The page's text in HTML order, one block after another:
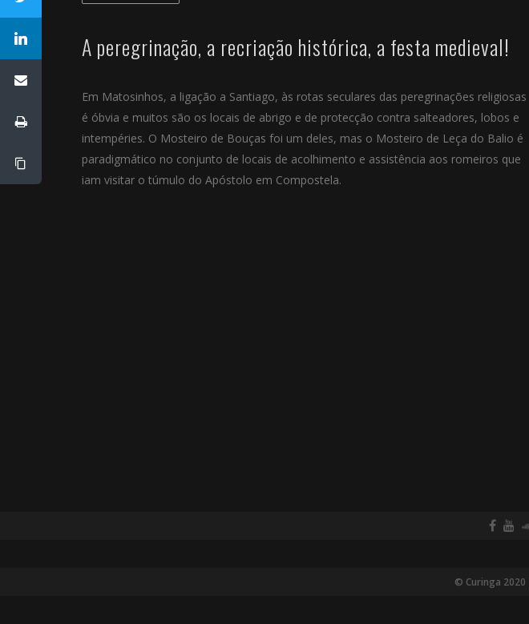
A peregrinação, a recriação histórica, a festa medieval!
Em Matosinhos, a ligação a Santiago, às rotas seculares das peregrinações religiosas
é óbvia e muitos são os locais de abrigo e de protecção contra salteadores, lobos e
intempéries. O Mosteiro de Bouças foi um deles, mas o Mosteiro de Leça do Balio é
paradigmático no conjunto de locais de acolhimento e assistência aos romeiros que
iam visitar o túmulo do Apóstolo em Compostela.
© Curinga 2020